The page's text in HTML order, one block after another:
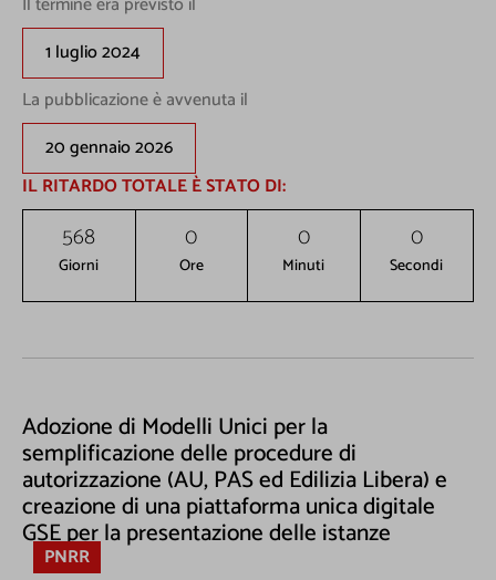
1 luglio 2024
La pubblicazione è avvenuta il
20 gennaio 2026
IL RITARDO TOTALE È STATO DI:
568
Giorni
0
Ore
0
Minuti
0
Secondi
Adozione di Modelli Unici per la
semplificazione delle procedure di
autorizzazione (AU, PAS ed Edilizia Libera) e
creazione di una piattaforma unica digitale
GSE per la presentazione delle istanze
PNRR
Non inviamo spam! Leggi la nostra Informativa sulla
per avere maggiori informazioni.